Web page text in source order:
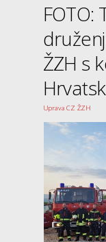
FOTO:
ŽZH s
Uprava CZ ŽZH